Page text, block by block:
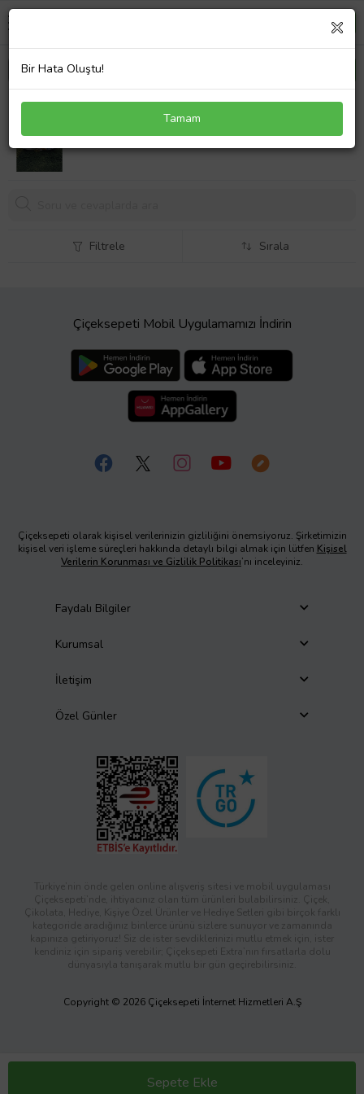
Enoch Predator-Grip Yüksek Tutuşlu Halı Saha
1674,99 TL
Sepete Ekle
Filtrele Sırala
Çiçeksepeti Mobil Uygulamamızı İndirin
Çiçeksepeti olarak kişisel verilerinizin gizliliğini önemsiyoruz. Şirketimizin
kişisel veri işleme süreçleri hakkında detaylı bilgi almak için lütfen Kişisel
Verilerin Korunması ve Gizlilik Politikası’nı inceleyiniz.
Faydalı Bilgiler
Kurumsal
İletişim
Özel Günler
Türkiye’nin önde gelen online alışveriş sitesi ve mobil uygulaması
Çiçeksepeti’nde, ihtiyacınız olan tüm ürünleri bulabilirsiniz. Çiçek,
Çikolata, Hediye, Kişiye Özel Ürünler ve Hediye Setleri gibi birçok farklı
kategoride aradığınız binlerce ürünü sizlere sunuyor ve zamanında
kapınıza getiriyoruz! Siz de ister sevdiklerinizi mutlu etmek için, ister
kendiniz için sipariş verebilir; Çiçeksepeti Extra’nın fırsatlarla dolu
dünyasıyla tanışarak mutlu bir gün geçirebilirsiniz.
Copyright © 2026 Çiçeksepeti İnternet Hizmetleri A.Ş
Bir Hata Oluştu!
Tamam